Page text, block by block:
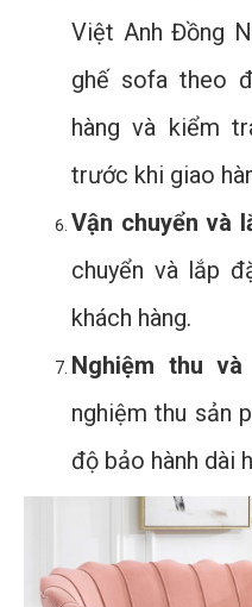
Việt Anh Đồng
ghế sofa theo
hàng và kiểm
trước khi giao
Vận chuyển và
chuyển và lắp
khách hàng.
Nghiệm thu và
nghiệm thu sản
độ bảo hành dài